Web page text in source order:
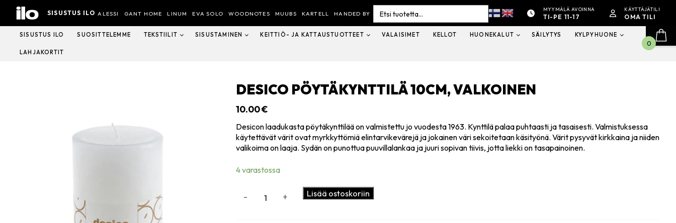
Hyppää
sisältöön
SISUSTUS ILO ALESSI GANT HOME LINUM EVA SOLO WOODNOTES MUUBS KARTELL HANDED BY
Search
for:
MYYMÄLÄ AVOINNA
TI-PE 11-17
KÄYTTÄJÄTILI
OMA TILI
SISUSTUS ILO SUOSITTELEMME TEKSTIILIT SISUSTAMINEN KEITTIÖ- JA KATTAUSTUOTTEET VALAISIMET KELLOT HUONEKALUT SÄILYTYS KYLPYHUONE
LAHJAKORTIT
DESICO PÖYTÄKYNTTILÄ 10CM, VALKOINEN
10.00€
Desicon laadukasta pöytäkynttilää on valmistettu jo vuodesta 1963. Kynttilä palaa puhtaasti ja tasaisesti. Valmistuksessa
käytettävät värit ovat myrkkyttömiä elintarvikevärejä ja jokainen väri sekoitetaan käsityönä. Värit pysyvät kirkkaina ja niiden
valikoima on laaja. Sydän on punottua puuvillalankaa ja juuri sopivan tiivis, jotta liekki on tasapainoinen.
4 varastossa
pöytäkynttilä
- + Lisää ostoskoriin
0